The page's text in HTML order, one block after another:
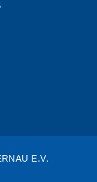
E.V.